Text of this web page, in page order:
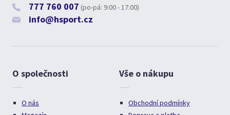
777 760 007 (po-pá: 9:00 - 17:00)
info@hsport.cz
O společnosti
O nás
Vše o nákupu
Obchodní podmínky